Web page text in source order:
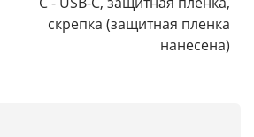
скрепка (защитная пленка
нанесена)